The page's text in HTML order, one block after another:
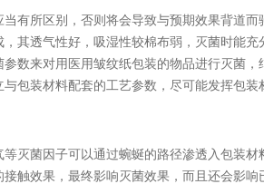
所区别，否则将会导致与预期效果背道而
其透气性好，吸湿性较棉布弱，灭菌时能充
数来对用医用皱纹纸包装的物品进行灭菌，
包装材料配套的工艺参数，尽可能发挥包装
菌因子可以通过蜿蜒的路径渗透入包装材
触效果，最终影响灭菌效果，而且还会影